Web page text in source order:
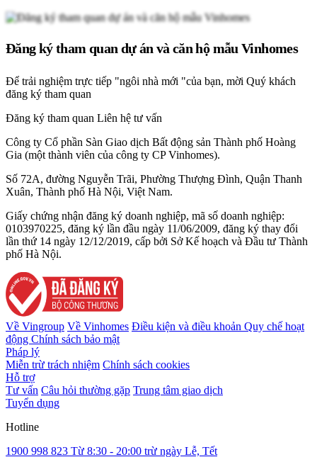
Đăng ký tham quan dự án và căn hộ mẫu Vinhomes
Để trải nghiệm trực tiếp "ngôi nhà mới "của bạn, mời Quý khách
đăng ký tham quan
Đăng ký tham quan Liên hệ tư vấn
Công ty Cổ phần Sàn Giao dịch Bất động sản Thành phố Hoàng
Gia (một thành viên của công ty CP Vinhomes).
Số 72A, đường Nguyễn Trãi, Phường Thượng Đình, Quận Thanh
Xuân, Thành phố Hà Nội, Việt Nam.
Giấy chứng nhận đăng ký doanh nghiệp, mã số doanh nghiệp:
0103970225, đăng ký lần đầu ngày 11/06/2009, đăng ký thay đổi
lần thứ 14 ngày 12/12/2019, cấp bởi Sở Kế hoạch và Đầu tư Thành
phố Hà Nội.
Về Vingroup Về Vinhomes Điều kiện và điều khoản Quy chế hoạt
động Chính sách bảo mật
Pháp lý
Miễn trừ trách nhiệm Chính sách cookies
Hỗ trợ
Tư vấn Câu hỏi thường gặp Trung tâm giao dịch
Tuyển dụng
Hotline
1900 998 823 Từ 8:30 - 20:00 trừ ngày Lễ, Tết